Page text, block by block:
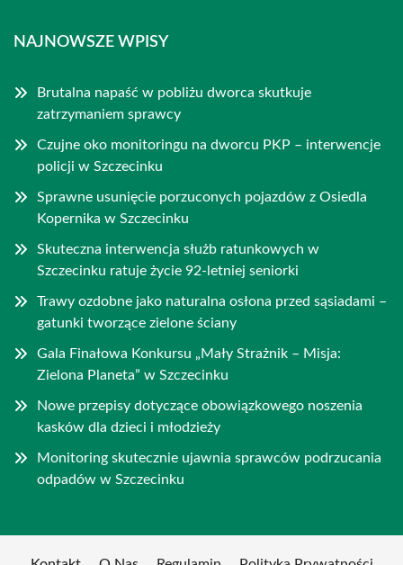
NAJNOWSZE WPISY
Brutalna napaść w pobliżu dworca skutkuje
zatrzymaniem sprawcy
Czujne oko monitoringu na dworcu PKP – interwencje
policji w Szczecinku
Sprawne usunięcie porzuconych pojazdów z Osiedla
Kopernika w Szczecinku
Skuteczna interwencja służb ratunkowych w
Szczecinku ratuje życie 92-letniej seniorki
Trawy ozdobne jako naturalna osłona przed sąsiadami –
gatunki tworzące zielone ściany
Gala Finałowa Konkursu „Mały Strażnik – Misja:
Zielona Planeta” w Szczecinku
Nowe przepisy dotyczące obowiązkowego noszenia
kasków dla dzieci i młodzieży
Monitoring skutecznie ujawnia sprawców podrzucania
odpadów w Szczecinku